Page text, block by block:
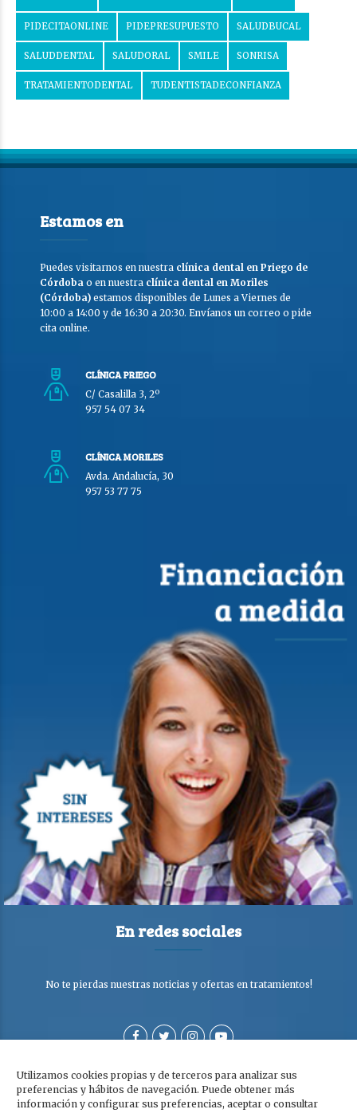
Utilizamos cookies propias y de terceros para analizar sus
preferencias y hábitos de navegación. Puede obtener más
información y configurar sus preferencias, aceptar o consultar
PIDECITAONLINE PIDEPRESUPUESTO SALUDBUCAL
SALUDDENTAL SALUDORAL SMILE SONRISA
TRATAMIENTODENTAL TUDENTISTADECONFIANZA
Estamos en
Puedes visitarnos en nuestra clínica dental en Priego de
Córdoba o en nuestra clínica dental en Moriles
(Córdoba) estamos disponibles de Lunes a Viernes de
10:00 a 14:00 y de 16:30 a 20:30. Envíanos un correo o pide
cita online.
CLÍNICA PRIEGO
C/ Casalilla 3, 2º
957 54 07 34
CLÍNICA MORILES
Avda. Andalucía, 30
957 53 77 75
En redes sociales
No te pierdas nuestras noticias y ofertas en tratamientos!